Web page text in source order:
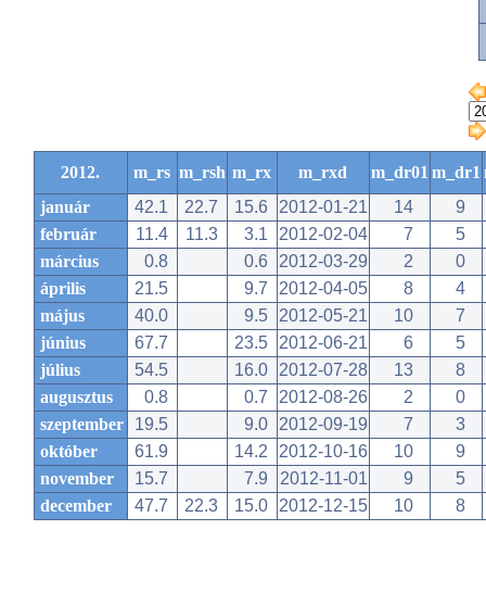
2012. m_rs m_rsh m_rx m_rxd m_dr01 m_dr1
január
42.1 22.7 15.6 2012-01-21 14
9
február
11.4 11.3 3.1 2012-02-04 7
5
március
0.8 0.6 2012-03-29 2
0
április
21.5 9.7 2012-04-05 8
4
május
40.0 9.5 2012-05-21 10
7
június
67.7 23.5 2012-06-21 6
5
július
54.5 16.0 2012-07-28 13
8
augusztus
0.8 0.7 2012-08-26 2
0
szeptember
19.5 9.0 2012-09-19 7
3
október
61.9 14.2 2012-10-16 10
9
november
15.7 7.9 2012-11-01 9
5
december
47.7 22.3 15.0 2012-12-15 10 8